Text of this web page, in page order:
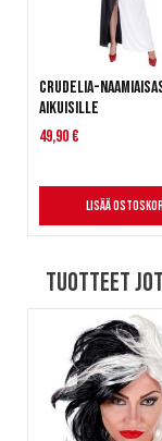
Crudelia-
aikuisille
49,90 €
Lisää
Tuotteet